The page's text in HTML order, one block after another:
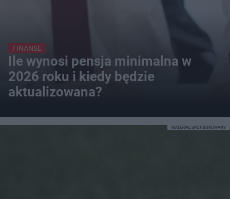
FINANSE
Ile wynosi pensja minimalna w
2026 roku i kiedy będzie
aktualizowana?
MATERIAŁ SPONSOROWANY